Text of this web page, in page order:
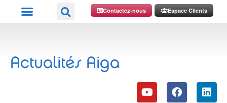
Contactez-nous Espace Clients
Actualités Aiga